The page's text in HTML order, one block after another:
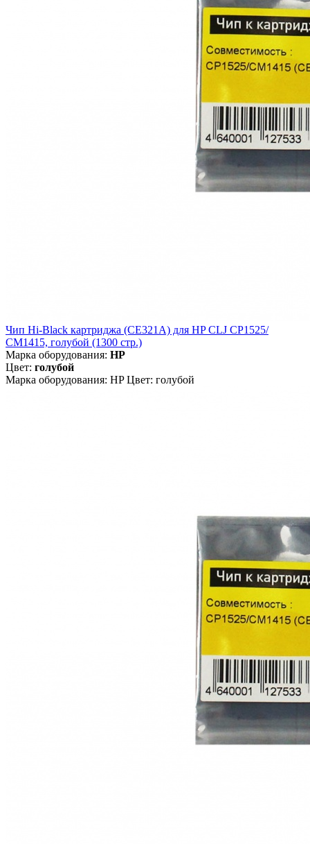
Чип Hi-Black картриджа (CE321A) для HP CLJ CP1525/
CM1415, голубой (1300 стр.)
Марка оборудования: HP
Цвет: голубой
Марка оборудования: HP Цвет: голубой